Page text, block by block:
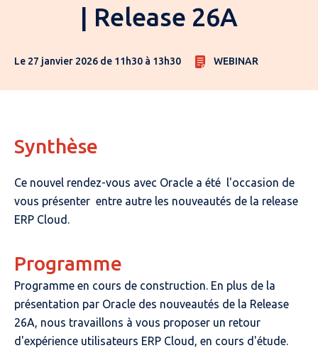
| Release 26A
Le 27 janvier 2026 de 11h30 à 13h30 WEBINAR
Synthèse
Ce nouvel rendez-vous avec Oracle a été l'occasion de
vous présenter entre autre les nouveautés de la release
ERP Cloud.
Programme
Programme en cours de construction. En plus de la
présentation par Oracle des nouveautés de la Release
26A, nous travaillons à vous proposer un retour
d'expérience utilisateurs ERP Cloud, en cours d'étude.